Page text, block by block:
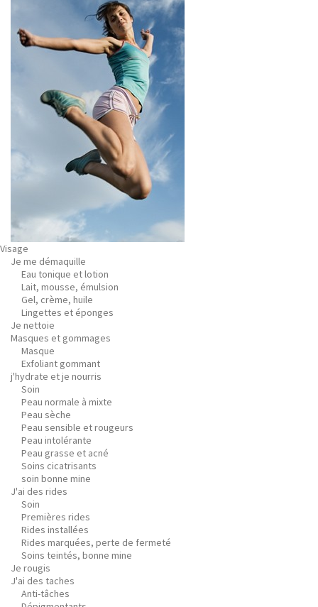
Visage
Je me démaquille
Eau tonique et lotion
Lait, mousse, émulsion
Gel, crème, huile
Lingettes et éponges
Je nettoie
Masques et gommages
Masque
Exfoliant gommant
j'hydrate et je nourris
Soin
Peau normale à mixte
Peau sèche
Peau sensible et rougeurs
Peau intolérante
Peau grasse et acné
Soins cicatrisants
soin bonne mine
J'ai des rides
Soin
Premières rides
Rides installées
Rides marquées, perte de fermeté
Soins teintés, bonne mine
Je rougis
J'ai des taches
Anti-tâches